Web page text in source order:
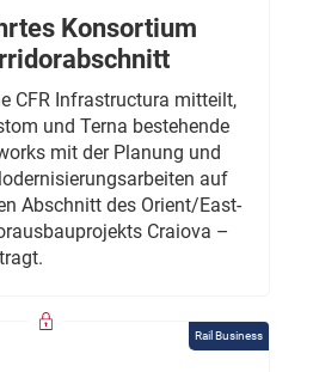
Konsortium
CFR Infrastructura mitteilt,
und Terna bestehende
mit der Planung und
auf
Abschnitt des Orient/East-
Craiova –
Rail Business